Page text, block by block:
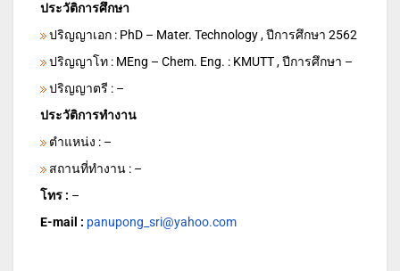
ประวัติการศึกษา
ปริญญาเอก : PhD – Mater. Technology , ปีการศึกษา 2562
ปริญญาโท : MEng – Chem. Eng. : KMUTT , ปีการศึกษา –
ปริญญาตรี : –
ประวัติการทำงาน
ตำแหน่ง : –
สถานที่ทำงาน : –
โทร : –
E-mail : panupong_sri@yahoo.com